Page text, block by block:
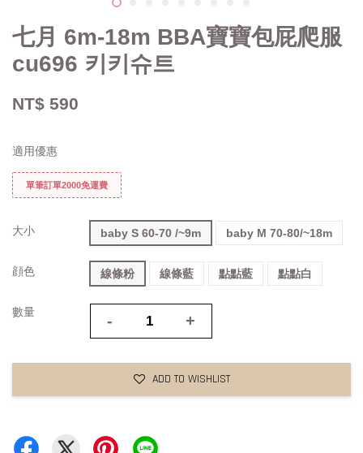
七月 6m-18m BBA寶寶包屁爬服
cu696 키키슈트
NT$ 590
適用優惠
單筆訂單2000免運費
大小 baby S 60-70 /~9m baby M 70-80/~18m
顔色 線條粉 線條藍 點點藍 點點白
數量 - +
ADD TO WISHLIST